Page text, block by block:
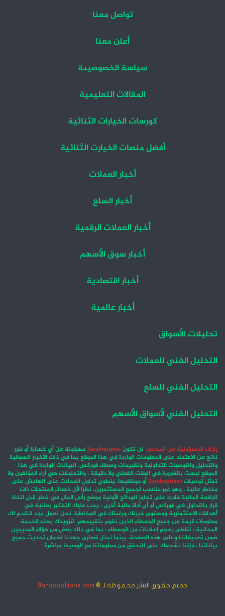
تواصل معنا
أعلن معنا
سياسة الخصوصيىة
المقالات التعليمية
كورسات الخيارات الثنائية
أفضل منصات الخيارت الثنائية
أخبار العملات
أخبار السلع
أخبار العملات الرقمية
أخبار سوق الأسهم
أخبار اقتصادية
أخبار عالمية
تحليلات الأسواق
التحليل الفني للعملات
التحليل الفني للسلع
التحليل الفني لأسواق الأسهم
إخلاء المسؤولية عن المخاطر: لن تكون3araboptionsمسؤولة عن أي خسارة أو ضرر
ناتج عن الاعتماد على المعلومات الواردة في هذا الموقع بما في ذلك الأخبار السوقية
والتحليل والتوصيات التداولية وتقييمات وسطاء فوركس. البيانات الواردة في هذا
الموقع ليست بالضرورة في الوقت الفعلي ولا دقيقة ، والتحليلات هي آراء المؤلفين ولا
تمثل توصيات3araboptionsأو موظفيها. ينطوي تداول العملات على الهامش على
مخاطر عالية ، وهو غير مناسب لجميع المستثمرين. نظرًا لأن خسائر المنتجات ذات
الرافعة المالية قادرة على تجاوز الودائع الأولية ووضع رأس المال في خطر. قبل اتخاذ
قرار بالتداول في فوركس أو أي أداة مالية أخرى ، يجب عليك التفكير بعناية في
أهدافك الاستثمارية ومستوى خبرتك ورغبتك في المخاطرة. نحن نعمل بجد لنقدم لك
معلومات قيمة عن جميع الوسطاء الذين نقوم بتقييمهم. لتزويدك بهذه الخدمة
المجانية ، نتلقى رسوم إعلانات من الوسطاء ، بما في ذلك بعض من هؤلاء المدرجين
ضمن تصنيفاتنا وعلى هذه الصفحة. بينما نبذل قصارى جهدنا لضمان تحديث جميع
بياناتنا ، فإننا نشجعك على التحقق من معلوماتنا مع الوسيط مباشرةً.
جميع حقوق النشر محفوظة لـ © 3araboptions.com